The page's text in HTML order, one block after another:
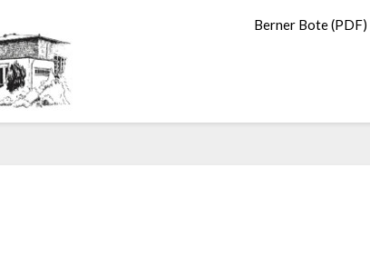
Berner Bote (PDF)